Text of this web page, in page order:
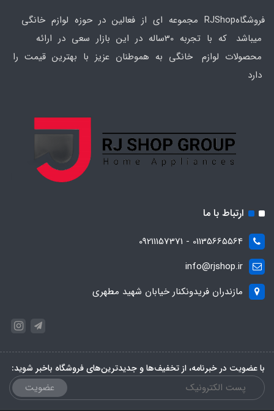
فروشگاهRJShop مجموعه ای از فعالین در حوزه لوازم خانگی
میباشد که با تجربه 30ساله در این بازار سعی در ارائه
محصولات لوازم خانگی به هموطنان عزیز با بهترین قیمت را
دارد
ارتباط با ما
01135665564 - 09211157371
info@rjshop.ir
مازندران فریدونکنار خیابان شهید مطهری
با عضویت در خبرنامه، از تخفیف‌ها و جدیدترین‌های فروشگاه باخبر شوید:
عضویت